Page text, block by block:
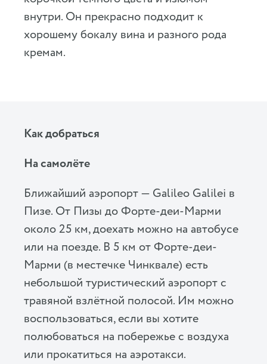
внутри. Он прекрасно подходит к
хорошему бокалу вина и разного рода
кремам.
Как добраться
На самолёте
Ближайший аэропорт — Galileo Galilei в
Пизе. От Пизы до Форте-деи-Марми
около 25 км, доехать можно на автобусе
или на поезде. В 5 км от Форте-деи-
Марми (в местечке Чинквале) есть
небольшой туристический аэропорт с
травяной взлётной полосой. Им можно
воспользоваться, если вы хотите
полюбоваться на побережье с воздуха
или прокатиться на аэротакси.